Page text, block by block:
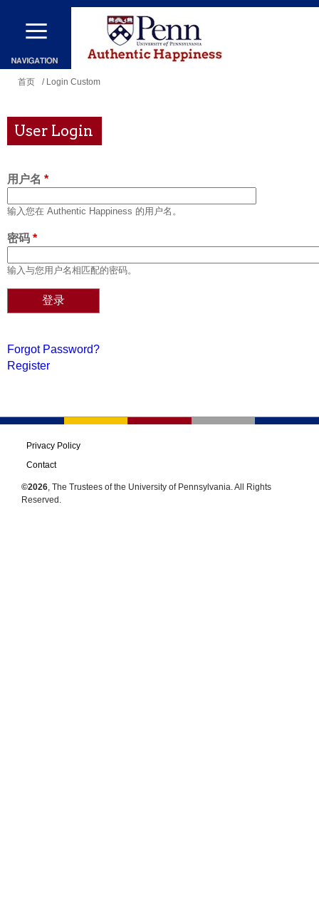
跳
到
主
容
你
这
里
首页 / Login Custom
User Login
用户名 *
输入您在 Authentic Happiness 的用户名。
密码 *
输入与您用户名相匹配的密码。
Forgot Password?
Register
Privacy Policy
Contact
©2026, The Trustees of the University of Pennsylvania. All Rights
Reserved.